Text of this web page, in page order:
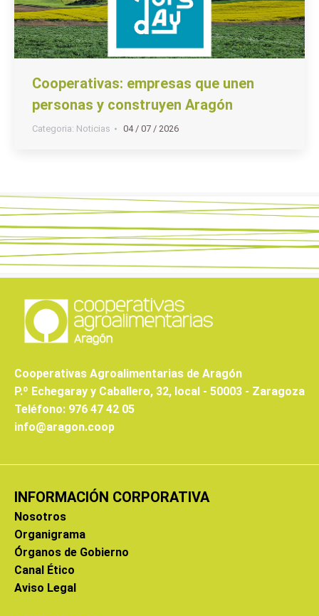
Cooperativas: empresas que unen
personas y construyen Aragón
Categoria: Noticias 04 / 07 / 2026
Cooperativas Agroalimentarias de Aragón
P.º Echegaray y Caballero, 32, local - 50003 - Zaragoza
Teléfono: 976 47 42 05
info@aragon.coop
INFORMACIÓN CORPORATIVA
Nosotros
Organigrama
Órganos de Gobierno
Canal Ético
Aviso Legal